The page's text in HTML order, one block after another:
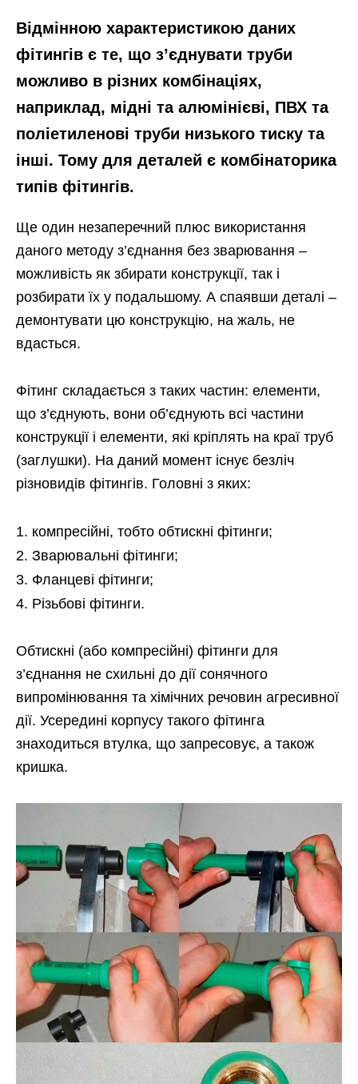
Відмінною характеристикою даних
фітингів є те, що з’єднувати труби
можливо в різних комбінаціях,
наприклад, мідні та алюмінієві, ПВХ та
поліетиленові труби низького тиску та
інші. Тому для деталей є комбінаторика
типів фітингів.
Ще один незаперечний плюс використання
даного методу з’єднання без зварювання –
можливість як збирати конструкції, так і
розбирати їх у подальшому. А спаявши деталі –
демонтувати цю конструкцію, на жаль, не
вдасться.
Фітинг складається з таких частин: елементи,
що з’єднують, вони об’єднують всі частини
конструкції і елементи, які кріплять на краї труб
(заглушки). На даний момент існує безліч
різновидів фітингів. Головні з яких:
компресійні, тобто обтискні фітинги;
Зварювальні фітинги;
Фланцеві фітинги;
Різьбові фітинги.
Обтискні (або компресійні) фітинги для
з’єднання не схильні до дії сонячного
випромінювання та хімічних речовин агресивної
дії. Усередині корпусу такого фітинга
знаходиться втулка, що запресовує, а також
кришка.